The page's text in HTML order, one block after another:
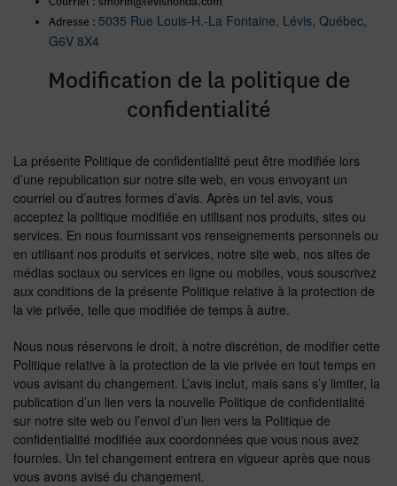
Adresse : 5035 Rue Louis-H.-La Fontaine, Lévis, Québec,
G6V 8X4
Modification de la politique de
confidentialité
La présente Politique de confidentialité peut être modifiée lors
d’une republication sur notre site web, en vous envoyant un
courriel ou d’autres formes d’avis. Après un tel avis, vous
acceptez la politique modifiée en utilisant nos produits, sites ou
services. En nous fournissant vos renseignements personnels ou
en utilisant nos produits et services, notre site web, nos sites de
médias sociaux ou services en ligne ou mobiles, vous souscrivez
aux conditions de la présente Politique relative à la protection de
la vie privée, telle que modifiée de temps à autre.
Nous nous réservons le droit, à notre discrétion, de modifier cette
Politique relative à la protection de la vie privée en tout temps en
vous avisant du changement. L’avis inclut, mais sans s’y limiter, la
publication d’un lien vers la nouvelle Politique de confidentialité
sur notre site web ou l’envoi d’un lien vers la Politique de
confidentialité modifiée aux coordonnées que vous nous avez
fournies. Un tel changement entrera en vigueur après que nous
vous avons avisé du changement.